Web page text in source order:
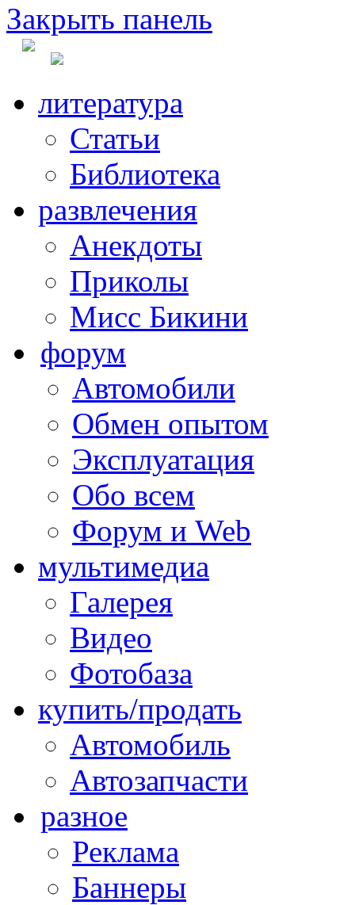
Закрыть панель
литература
Статьи
Библиотека
развлечения
Анекдоты
Приколы
Мисс Бикини
форум
Автомобили
Обмен опытом
Эксплуатация
Обо всем
Форум и Web
мультимедиа
Галерея
Видео
Фотобаза
купить/продать
Автомобиль
Автозапчасти
разное
Реклама
Баннеры